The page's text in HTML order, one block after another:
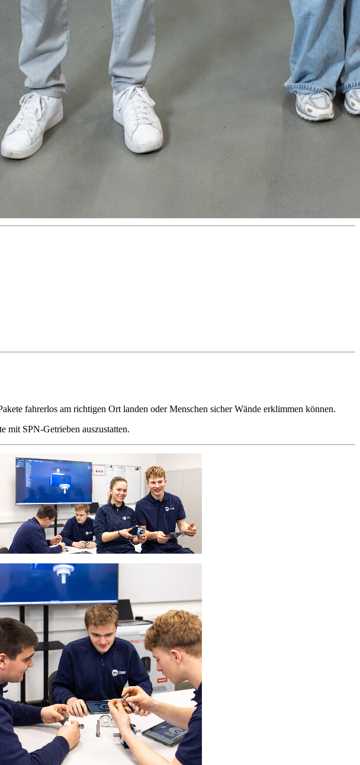
fahrerlos am richtigen Ort landen oder Menschen sicher Wände erklimmen können.
mit SPN-Getrieben auszustatten.